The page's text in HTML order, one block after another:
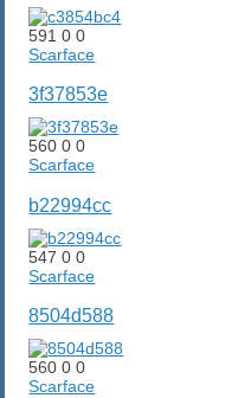
59100
Scarface
3f37853e
56000
Scarface
b22994cc
54700
Scarface
8504d588
56000
Scarface